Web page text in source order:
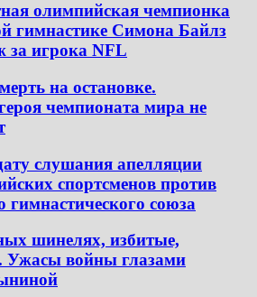
олимпийская чемпионка
гимнастике Симона Байлз
игрока NFL
на остановке.
чемпионата мира не
слушания апелляции
спортсменов против
гимнастического союза
шинелях, избитые,
Ужасы войны глазами